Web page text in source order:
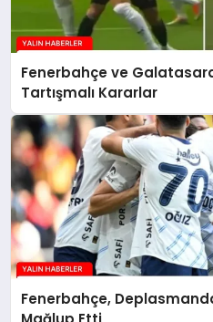
Fenerbahçe ve
Tartışmalı Kararlar
Fenerbahçe,